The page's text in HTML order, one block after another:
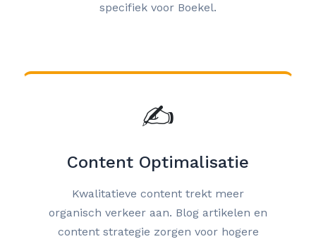
specifiek voor Boekel.
✍️
Content Optimalisatie
Kwalitatieve content trekt meer
organisch verkeer aan. Blog artikelen en
content strategie zorgen voor hogere